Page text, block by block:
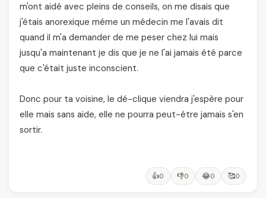
m'ont aidé avec pleins de conseils, on me disais que
j'étais anorexique méme un médecin me l'avais dit
quand il m'a demander de me peser chez lui mais
jusqu'a maintenant je dis que je ne l'ai jamais été parce
que c'était juste inconscient.
Donc pour ta voisine, le dé-clique viendra j'espère pour
elle mais sans aide, elle ne pourra peut-étre jamais s'en
sortir.
👍0 👎0 😂0 🥰0